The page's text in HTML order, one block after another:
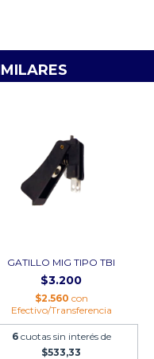
GATILLO MIG TIPO TBI
$3.200
$2.560 con
Efectivo/Transferencia
6 cuotas sin interés de
$533,33